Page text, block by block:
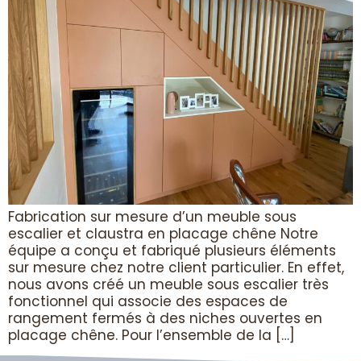
Fabrication sur mesure d’un meuble sous
escalier et claustra en placage chêne Notre
équipe a conçu et fabriqué plusieurs éléments
sur mesure chez notre client particulier. En effet,
nous avons créé un meuble sous escalier très
fonctionnel qui associe des espaces de
rangement fermés à des niches ouvertes en
placage chêne. Pour l’ensemble de la […]